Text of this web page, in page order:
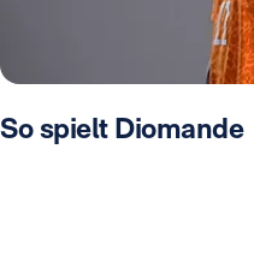
So spielt Diomande